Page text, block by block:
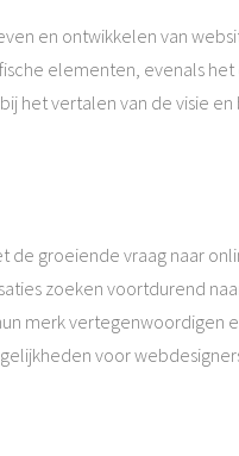
en ontwikkelen van
elementen, evenals
vertalen van de visie
de groeiende vraag naar
zoeken voortdurend
merk vertegenwoordigen
voor